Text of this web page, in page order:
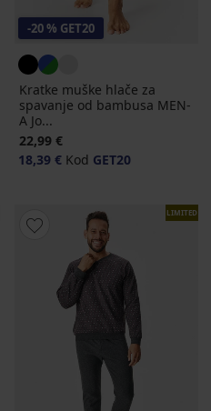
-20 % GET20
Kratke muške hlače za
spavanje od bambusa MEN-
A Jo...
22,99 €
18,39 € Kod GET20
LIMITED